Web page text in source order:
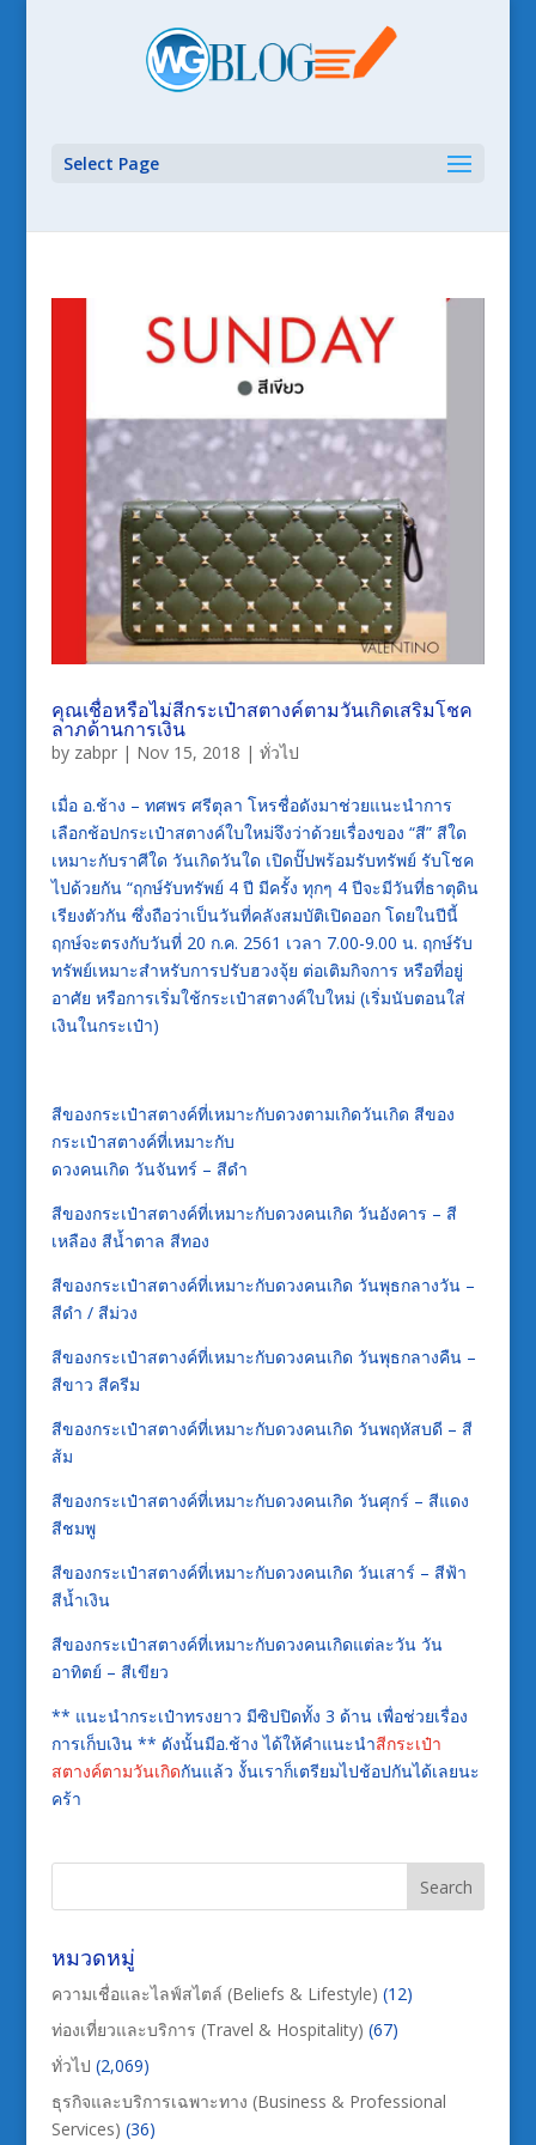
Select Page
คุณเชื่อหรือไม่สีกระเป๋าสตางค์ตามวันเกิดเสริมโชค
ลาภด้านการเงิน
by zabpr| Nov 15, 2018 | ทั่วไป
เมื่อ อ.ช้าง – ทศพร ศรีตุลา โหรชื่อดังมาช่วยแนะนำการ
เลือกช้อปกระเป๋าสตางค์ใบใหม่จึงว่าด้วยเรื่องของ “สี” สีใด
เหมาะกับราศีใด วันเกิดวันใด เปิดปั๊ปพร้อมรับทรัพย์ รับโชค
ไปด้วยกัน “ฤกษ์รับทรัพย์ 4 ปี มีครั้ง ทุกๆ 4 ปีจะมีวันที่ธาตุดิน
เรียงตัวกัน ซึ่งถือว่าเป็นวันที่คลังสมบัติเปิดออก โดยในปีนี้
ฤกษ์จะตรงกับวันที่ 20 ก.ค. 2561 เวลา 7.00-9.00 น. ฤกษ์รับ
ทรัพย์เหมาะสำหรับการปรับฮวงจุ้ย ต่อเติมกิจการ หรือที่อยู่
อาศัย หรือการเริ่มใช้กระเป๋าสตางค์ใบใหม่ (เริ่มนับตอนใส่
เงินในกระเป๋า)
สีของกระเป๋าสตางค์ที่เหมาะกับดวงตามเกิดวันเกิด สีของ
กระเป๋าสตางค์ที่เหมาะกับ
ดวงคนเกิด วันจันทร์ – สีดำ
สีของกระเป๋าสตางค์ที่เหมาะกับดวงคนเกิด วันอังคาร – สี
เหลือง สีน้ำตาล สีทอง
สีของกระเป๋าสตางค์ที่เหมาะกับดวงคนเกิด วันพุธกลางวัน –
สีดำ / สีม่วง
สีของกระเป๋าสตางค์ที่เหมาะกับดวงคนเกิด วันพุธกลางคืน –
สีขาว สีครีม
สีของกระเป๋าสตางค์ที่เหมาะกับดวงคนเกิด วันพฤหัสบดี – สี
ส้ม
สีของกระเป๋าสตางค์ที่เหมาะกับดวงคนเกิด วันศุกร์ – สีแดง
สีชมพู
สีของกระเป๋าสตางค์ที่เหมาะกับดวงคนเกิด วันเสาร์ – สีฟ้า
สีน้ำเงิน
สีของกระเป๋าสตางค์ที่เหมาะกับดวงคนเกิดแต่ละวัน วัน
อาทิตย์ – สีเขียว
** แนะนำกระเป๋าทรงยาว มีซิปปิดทั้ง 3 ด้าน เพื่อช่วยเรื่อง
การเก็บเงิน ** ดังนั้นมีอ.ช้าง ได้ให้คำแนะนำสีกระเป๋า
สตางค์ตามวันเกิดกันแล้ว งั้นเราก็เตรียมไปช้อปกันได้เลยนะ
คร้า
หมวดหมู่
ความเชื่อและไลฟ์สไตล์ (Beliefs & Lifestyle) (12)
ท่องเที่ยวและบริการ (Travel & Hospitality) (67)
ทั่วไป (2,069)
ธุรกิจและบริการเฉพาะทาง (Business & Professional
Services) (36)